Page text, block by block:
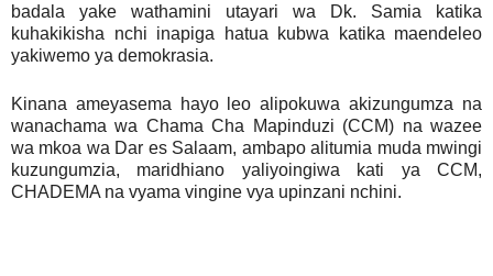
badala yake wathamini utayari wa Dk. Samia katika
kuhakikisha nchi inapiga hatua kubwa katika maendeleo
yakiwemo ya demokrasia.
Kinana ameyasema hayo leo alipokuwa akizungumza na
wanachama wa Chama Cha Mapinduzi (CCM) na wazee
wa mkoa wa Dar es Salaam, ambapo alitumia muda mwingi
kuzungumzia, maridhiano yaliyoingiwa kati ya CCM,
CHADEMA na vyama vingine vya upinzani nchini.